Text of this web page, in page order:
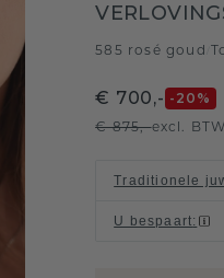
585 rosé goud
€ 700,- -20 %
€ 875,-excl. BTW
Traditionele
U bespaart: